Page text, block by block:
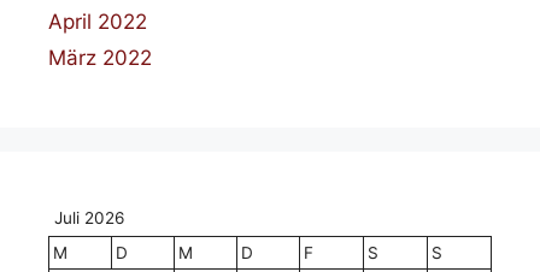
April 2022
März 2022
Juli 2026
M
D M D F S S